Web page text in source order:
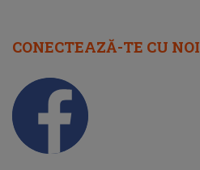
CONECTEAZĂ-TE CU NOI